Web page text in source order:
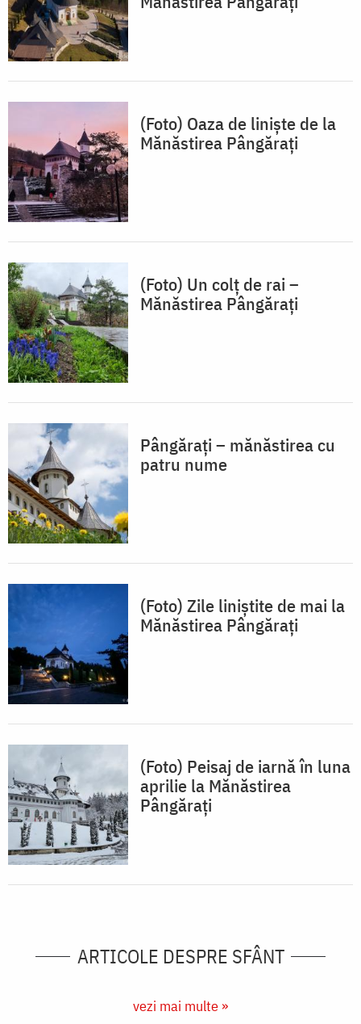
(Foto) Oaza de linişte de la
Mănăstirea Pângărați
(Foto) Un colț de rai –
Mănăstirea Pângărați
Pângărați – mănăstirea cu
patru nume
(Foto) Zile liniștite de mai la
Mănăstirea Pângărați
(Foto) Peisaj de iarnă în luna
aprilie la Mănăstirea
Pângărați
ARTICOLE DESPRE SFÂNT
vezi mai multe »